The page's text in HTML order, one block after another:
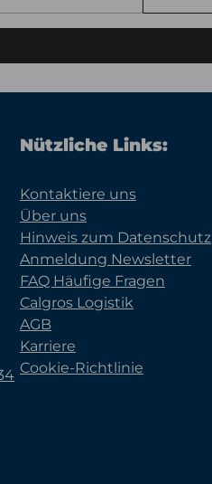
Nützliche Links:
Kontaktiere uns
Über uns
Hinweis zum Datenschutz
Anmeldung Newsletter
FAQ Häufige Fragen
Calgros Logistik
AGB
Karriere
Cookie-Richtlinie